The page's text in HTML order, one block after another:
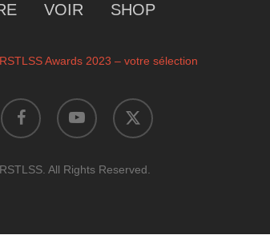
VOIR SHOP
RSTLSS Awards 2023 – votre sélection
facebook youtube
x-
twitter
All Rights Reserved.